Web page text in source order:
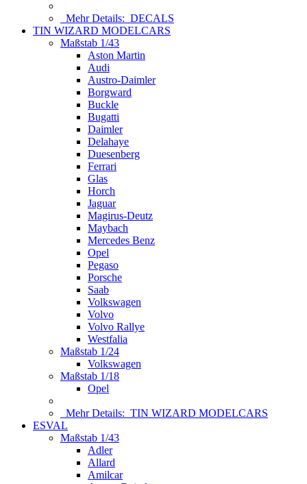
Mehr Details: DECALS
TIN WIZARD MODELCARS
Maßstab 1/43
Aston Martin
Audi
Austro-Daimler
Borgward
Buckle
Bugatti
Daimler
Delahaye
Duesenberg
Ferrari
Glas
Horch
Jaguar
Magirus-Deutz
Maybach
Mercedes Benz
Opel
Pegaso
Porsche
Saab
Volkswagen
Volvo
Volvo Rallye
Westfalia
Maßstab 1/24
Volkswagen
Maßstab 1/18
Opel
Mehr Details: TIN WIZARD MODELCARS
ESVAL
Maßstab 1/43
Adler
Allard
Amilcar